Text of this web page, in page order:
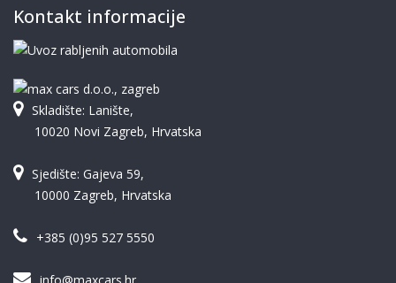
Kontakt informacije
Skladište: Lanište,
10020 Novi Zagreb, Hrvatska
Sjedište: Gajeva 59,
10000 Zagreb, Hrvatska
+385 (0)95 527 5550